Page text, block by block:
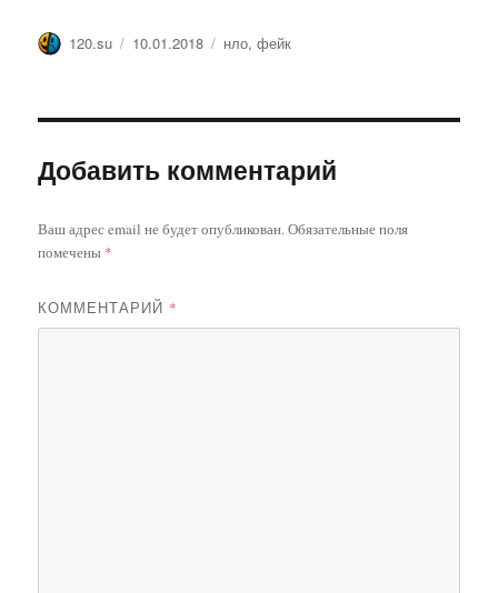
Автор
120.su Опубликовано
10.01.2018 Метки
нло,фейк
Добавить комментарий
Ваш адрес email не будет опубликован.Обязательные поля
помечены *
КОММЕНТАРИЙ *